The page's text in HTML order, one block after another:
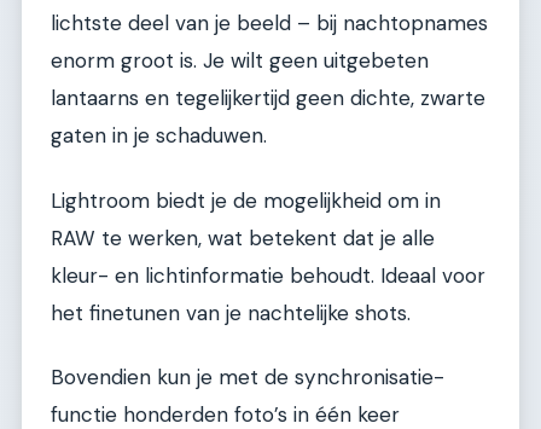
lichtste deel van je beeld – bij nachtopnames
enorm groot is. Je wilt geen uitgebeten
lantaarns en tegelijkertijd geen dichte, zwarte
gaten in je schaduwen.
Lightroom biedt je de mogelijkheid om in
RAW te werken, wat betekent dat je alle
kleur- en lichtinformatie behoudt. Ideaal voor
het finetunen van je nachtelijke shots.
Bovendien kun je met de synchronisatie-
functie honderden foto’s in één keer